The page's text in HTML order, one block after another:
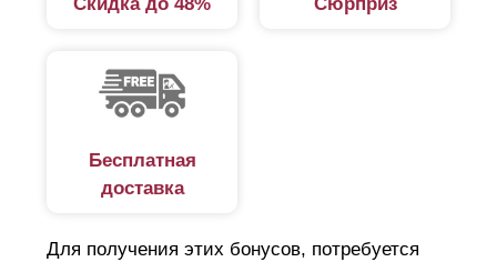
Бесплатная
доставка
Для получения этих бонусов, потребуется